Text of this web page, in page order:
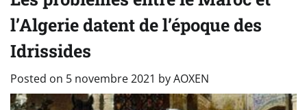
l’Algerie datent de l’époque des
Idrissides
Posted on 5 novembre 2021 byAOXEN